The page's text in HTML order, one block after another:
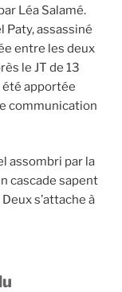
Léa Salamé.
Paty, assassiné
entre les deux
le JT de 13
été apportée
communication
assombri par la
cascade sapent
s’attache à